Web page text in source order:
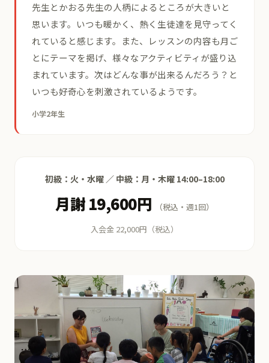
先生とかおる先生の人柄によるところが大きいと
思います。いつも暖かく、熱く生徒達を見守ってく
れていると感じます。また、レッスンの内容も月ご
とにテーマを掲げ、様々なアクティビティが盛り込
まれています。次はどんな事が出来るんだろう？と
いつも好奇心を刺激されているようです。
小学2年生
初級：火・水曜 ／ 中級：月・木曜 14:00–18:00
月謝 19,600円
（税込・週1回）
入会金 22,000円（税込）